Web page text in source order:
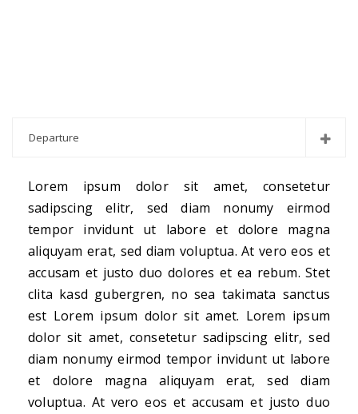
Departure
Lorem ipsum dolor sit amet, consetetur
sadipscing elitr, sed diam nonumy eirmod
tempor invidunt ut labore et dolore magna
aliquyam erat, sed diam voluptua. At vero eos et
accusam et justo duo dolores et ea rebum. Stet
clita kasd gubergren, no sea takimata sanctus
est Lorem ipsum dolor sit amet. Lorem ipsum
dolor sit amet, consetetur sadipscing elitr, sed
diam nonumy eirmod tempor invidunt ut labore
et dolore magna aliquyam erat, sed diam
voluptua. At vero eos et accusam et justo duo